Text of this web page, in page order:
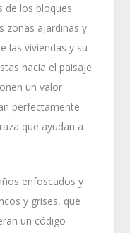
de los bloques
zonas ajardinas y
las viviendas y su
hacia el paisaje
un valor
perfectamente
que ayudan a
enfoscados y
y grises, que
un código